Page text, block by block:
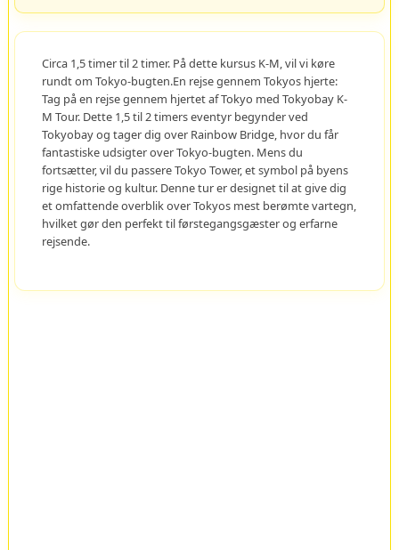
Circa 1,5 timer til 2 timer. På dette kursus K-M, vil vi køre
rundt om Tokyo-bugten.En rejse gennem Tokyos hjerte:
Tag på en rejse gennem hjertet af Tokyo med Tokyobay K-
M Tour. Dette 1,5 til 2 timers eventyr begynder ved
Tokyobay og tager dig over Rainbow Bridge, hvor du får
fantastiske udsigter over Tokyo-bugten. Mens du
fortsætter, vil du passere Tokyo Tower, et symbol på byens
rige historie og kultur. Denne tur er designet til at give dig
et omfattende overblik over Tokyos mest berømte vartegn,
hvilket gør den perfekt til førstegangsgæster og erfarne
rejsende.